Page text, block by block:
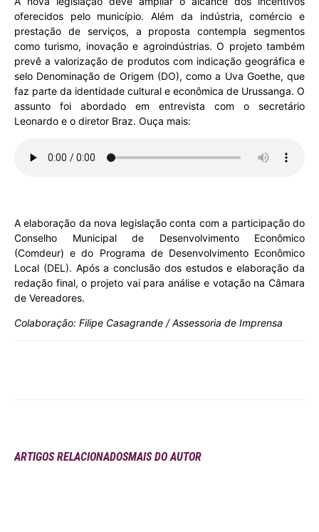
oferecidos pelo município. Além da indústria, comércio e
prestação de serviços, a proposta contempla segmentos
como turismo, inovação e agroindústrias. O projeto também
prevê a valorização de produtos com indicação geográfica e
selo Denominação de Origem (DO), como a Uva Goethe, que
faz parte da identidade cultural e econômica de Urussanga. O
assunto foi abordado em entrevista com o secretário
Leonardo e o diretor Braz. Ouça mais:
A elaboração da nova legislação conta com a participação do
Conselho Municipal de Desenvolvimento Econômico
(Comdeur) e do Programa de Desenvolvimento Econômico
Local (DEL). Após a conclusão dos estudos e elaboração da
redação final, o projeto vai para análise e votação na Câmara
de Vereadores.
Colaboração: Filipe Casagrande / Assessoria de Imprensa
ARTIGOS RELACIONADOSMAIS DO AUTOR